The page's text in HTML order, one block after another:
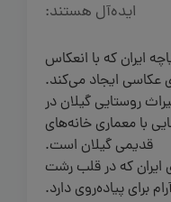
ایده‌آل هستند:
ایران که با انعکاس
عکاسی ایجاد می‌کند.
روستایی گیلان در
با معماری خانه‌های
قدیمی گیلان است.
ایران که در قلب رشت
برای پیاده‌روی دارد.